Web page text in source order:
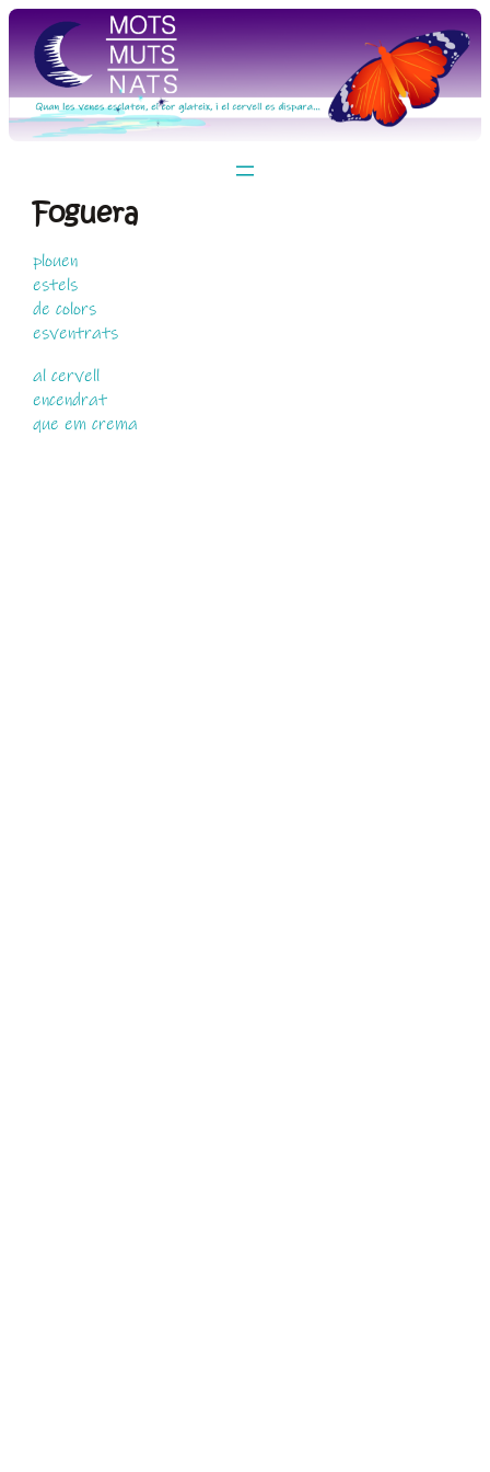
Vés
al
contingut
Foguera
plouen
estels
de colors
esventrats
al cervell
encendrat
que em crema